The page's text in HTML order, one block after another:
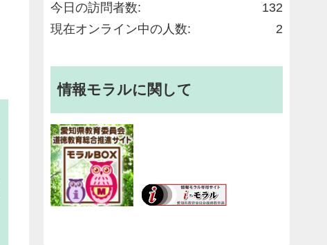
132
今日の訪問者数:
2
現在オンライン中の人数:
情報モラルに関して